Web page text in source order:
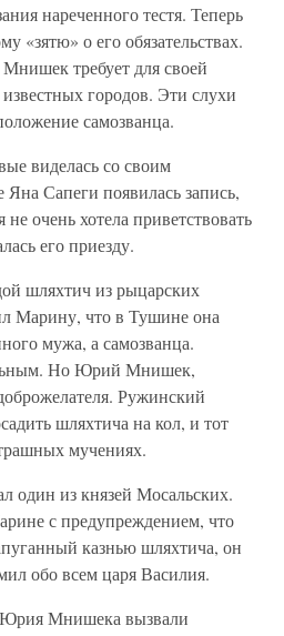
нареченного тестя. Теперь
о его обязательствах.
требует для своей
городов. Эти слухи
самозванца.
виделась со своим
Сапеги появилась запись,
очень хотела приветствовать
его приезду.
шляхтич из рыцарских
Марину, что в Тушине она
мужа, а самозванца.
Но Юрий Мнишек,
Ружинский
шляхтича на кол, и тот
мучениях.
один из князей Мосальских.
с предупреждением, что
казнью шляхтича, он
обо всем царя Василия.
Мнишека вызвали